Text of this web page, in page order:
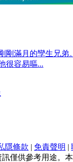
剛滿月的孿生兄弟
很容易嘔...
隱條款 | 免責聲明 |
僅供參考用途。